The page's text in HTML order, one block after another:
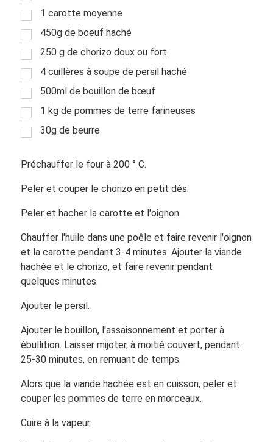
1 carotte moyenne
450g de boeuf haché
250 g de chorizo doux ou fort
4 cuillères à soupe de persil haché
500ml de bouillon de bœuf
1 kg de pommes de terre farineuses
30g de beurre
Préchauffer le four à 200 ° C.
Peler et couper le chorizo en petit dés.
Peler et hacher la carotte et l'oignon.
Chauffer l'huile dans une poêle et faire revenir l'oignon
et la carotte pendant 3-4 minutes. Ajouter la viande
hachée et le chorizo, et faire revenir pendant
quelques minutes.
Ajouter le persil.
Ajouter le bouillon, l'assaisonnement et porter à
ébullition. Laisser mijoter, à moitié couvert, pendant
25-30 minutes, en remuant de temps.
Alors que la viande hachée est en cuisson, peler et
couper les pommes de terre en morceaux.
Cuire à la vapeur.